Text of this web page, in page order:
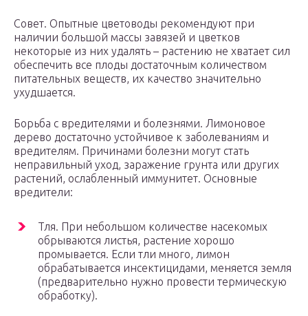
Совет. Опытные цветоводы рекомендуют при
наличии большой массы завязей и цветков
некоторые из них удалять – растению не хватает сил
обеспечить все плоды достаточным количеством
питательных веществ, их качество значительно
ухудшается.
Борьба с вредителями и болезнями. Лимоновое
дерево достаточно устойчивое к заболеваниям и
вредителям. Причинами болезни могут стать
неправильный уход, заражение грунта или других
растений, ослабленный иммунитет. Основные
вредители:
Тля. При небольшом количестве насекомых
обрываются листья, растение хорошо
промывается. Если тли много, лимон
обрабатывается инсектицидами, меняется земля
(предварительно нужно провести термическую
обработку).